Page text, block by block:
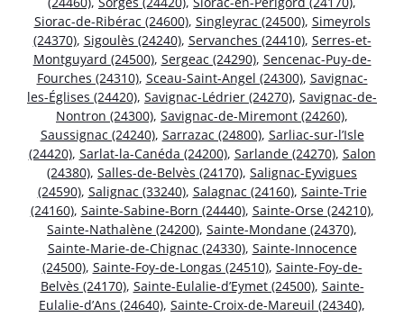
Siorac-de-Ribérac (24600), Singleyrac (24500), Simeyrols
(24370), Sigoulès (24240), Servanches (24410), Serres-et-
Montguyard (24500), Sergeac (24290), Sencenac-Puy-de-
Fourches (24310), Sceau-Saint-Angel (24300), Savignac-
les-Églises (24420), Savignac-Lédrier (24270), Savignac-de-
Nontron (24300), Savignac-de-Miremont (24260),
Saussignac (24240), Sarrazac (24800), Sarliac-sur-l’Isle
(24420), Sarlat-la-Canéda (24200), Sarlande (24270), Salon
(24380), Salles-de-Belvès (24170), Salignac-Eyvigues
(24590), Salignac (33240), Salagnac (24160), Sainte-Trie
(24160), Sainte-Sabine-Born (24440), Sainte-Orse (24210),
Sainte-Nathalène (24200), Sainte-Mondane (24370),
Sainte-Marie-de-Chignac (24330), Sainte-Innocence
(24500), Sainte-Foy-de-Longas (24510), Sainte-Foy-de-
Belvès (24170), Sainte-Eulalie-d’Eymet (24500), Sainte-
Eulalie-d’Ans (24640), Sainte-Croix-de-Mareuil (24340),